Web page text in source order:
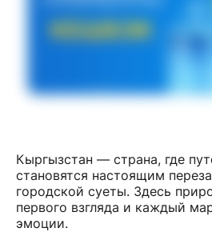
Кыргызстан — страна, где
становятся настоящим
городской суеты. Здесь
первого взгляда и каждый
эмоции.